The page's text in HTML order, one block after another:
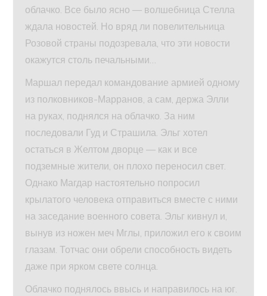
облачко. Все было ясно — волшебница Стелла
ждала новостей. Но вряд ли повелительница
Розовой страны подозревала, что эти новости
окажутся столь печальными…
Маршал передал командование армией одному
из полковников-Марранов, а сам, держа Элли
на руках, поднялся на облачко. За ним
последовали Гуд и Страшила. Эльг хотел
остаться в Желтом дворце — как и все
подземные жители, он плохо переносил свет.
Однако Магдар настоятельно попросил
крылатого человека отправиться вместе с ними
на заседание военного совета. Эльг кивнул и,
вынув из ножен меч Мглы, приложил его к своим
глазам. Тотчас они обрели способность видеть
даже при ярком свете солнца.
Облачко поднялось ввысь и направилось на юг.